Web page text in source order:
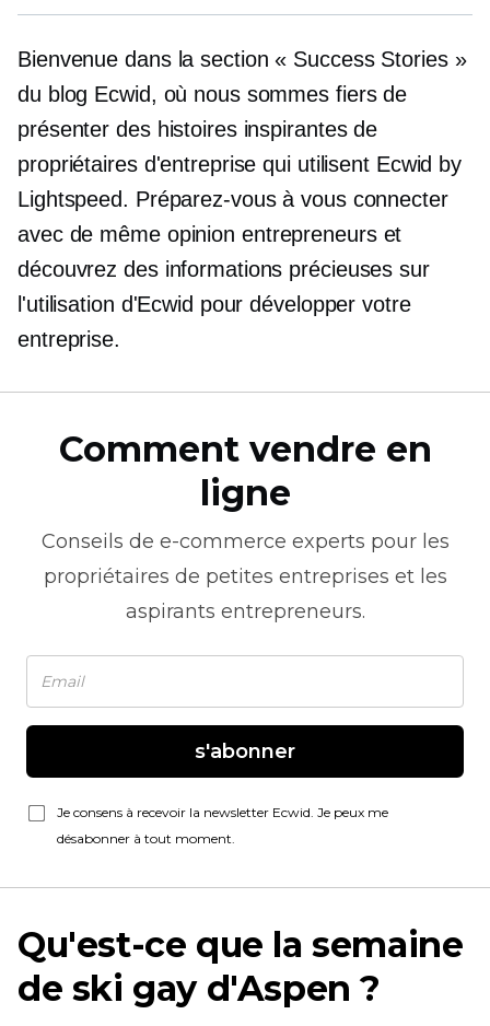
Bienvenue dans la section « Success Stories »
du blog Ecwid, où nous sommes fiers de
présenter des histoires inspirantes de
propriétaires d'entreprise qui utilisent Ecwid by
Lightspeed. Préparez-vous à vous connecter
avec de même opinion entrepreneurs et
découvrez des informations précieuses sur
l'utilisation d'Ecwid pour développer votre
entreprise.
Comment vendre en
ligne
Conseils de e-commerce experts pour les
propriétaires de petites entreprises et les
aspirants entrepreneurs.
s'abonner
Je consens à recevoir la newsletter Ecwid. Je peux me
désabonner à tout moment.
Qu'est-ce que la semaine
de ski gay d'Aspen ?